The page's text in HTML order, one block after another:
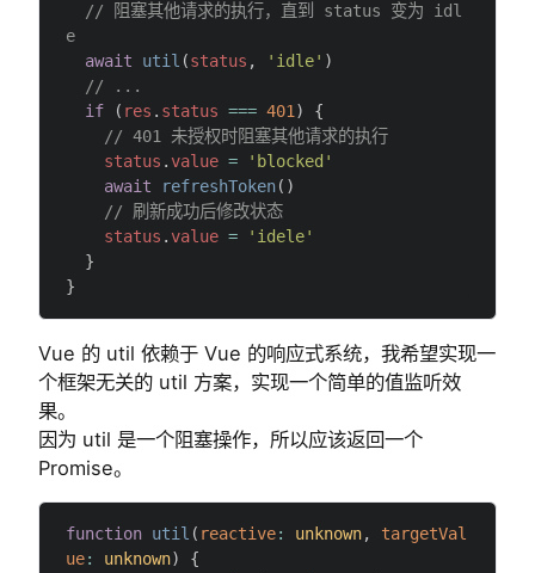
e
  await
util (status , 'idle' )
  // ...
  if
( res . status === 401 ) {
    // 401 未授权时阻塞其他请求的执行
    status
.value = 'blocked'
    await
refreshToken()
    // 刷新成功后修改状态
    status
.value = 'idele'
  }
}
Vue 的 util 依赖于 Vue 的响应式系统，我希望实现一
个框架无关的 util 方案，实现一个简单的值监听效
果。
因为 util 是一个阻塞操作，所以应该返回一个
Promise。
function util ( reactive: unknown, targetVal
ue: unknown) {